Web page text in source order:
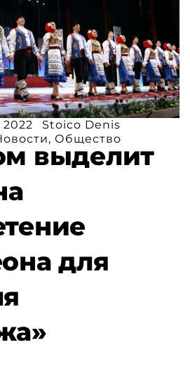
Stoico Denis
, Общество
выделит
для